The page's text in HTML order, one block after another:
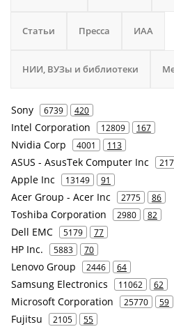
Статьи Пресса ИАА
НИИ, ВУЗы и библиотеки
Sony 6739 420
Intel Corporation 12809 167
Nvidia Corp 4001 113
ASUS - AsusTek Computer Inc
Apple Inc 13149 91
Acer Group - Acer Inc 2775 86
Toshiba Corporation 2980 82
Dell EMC 5179 77
HP Inc. 5883 70
Lenovo Group 2446 64
Samsung Electronics 11062 62
Microsoft Corporation 25770 59
Fujitsu 2105 55